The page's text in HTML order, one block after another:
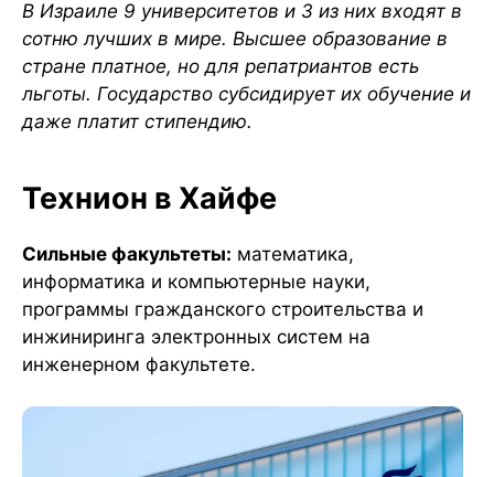
В Израиле 9 университетов и 3 из них входят в
сотню лучших в мире. Высшее образование в
стране платное, но для репатриантов есть
льготы. Государство субсидирует их обучение и
даже платит стипендию.
Технион в Хайфе
Сильные факультеты: математика,
информатика и компьютерные науки,
программы гражданского строительства и
инжиниринга электронных систем на
инженерном факультете.